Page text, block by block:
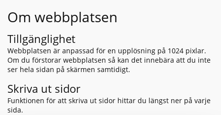
Om webbplatsen
Tillgänglighet
Webbplatsen är anpassad för en upplösning på 1024 pixlar.
Om du förstorar webbplatsen så kan det innebära att du inte
ser hela sidan på skärmen samtidigt.
Skriva ut sidor
Funktionen för att skriva ut sidor hittar du längst ner på varje
sida.